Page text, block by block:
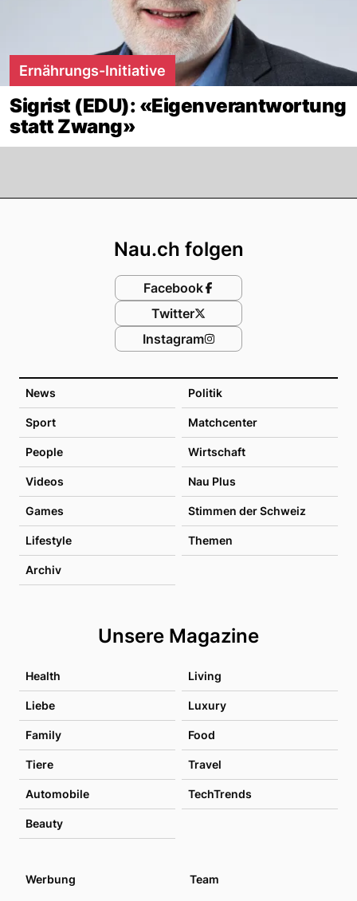
Ernährungs-Initiative
Sigrist (EDU): «Eigenverantwortung
statt Zwang»
News Politik
Sport Matchcenter
People Wirtschaft
Videos Nau Plus
Games Stimmen der Schweiz
Lifestyle Themen
Archiv
Unsere Magazine
Health Living
Liebe Luxury
Family Food
Tiere Travel
Automobile TechTrends
Beauty
Nau.ch folgen
Facebook
Twitter
Instagram
Werbung
Team